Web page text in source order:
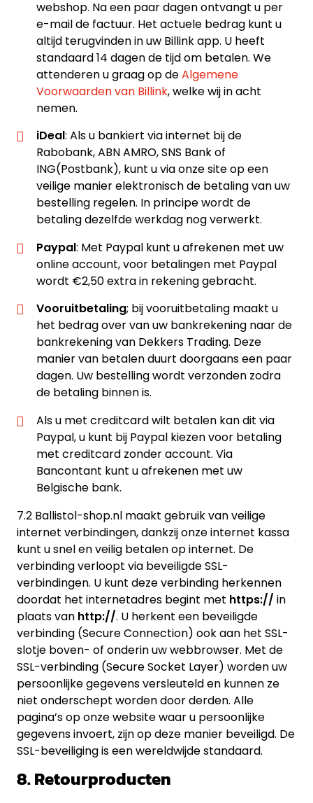
webshop. Na een paar dagen ontvangt u per
e-mail de factuur. Het actuele bedrag kunt u
altijd terugvinden in uw Billink app. U heeft
standaard 14 dagen de tijd om betalen. We
attenderen u graag op deAlgemene
Voorwaarden van Billink, welke wij in acht
nemen.
iDeal: Als u bankiert via internet bij de
Rabobank, ABN AMRO, SNS Bank of
ING(Postbank), kunt u via onze site op een
veilige manier elektronisch de betaling van uw
bestelling regelen. In principe wordt de
betaling dezelfde werkdag nog verwerkt.
Paypal: Met Paypal kunt u afrekenen met uw
online account, voor betalingen met Paypal
wordt €2,50 extra in rekening gebracht.
Vooruitbetaling; bij vooruitbetaling maakt u
het bedrag over van uw bankrekening naar de
bankrekening van Dekkers Trading. Deze
manier van betalen duurt doorgaans een paar
dagen. Uw bestelling wordt verzonden zodra
de betaling binnen is.
Als u met creditcard wilt betalen kan dit via
Paypal, u kunt bij Paypal kiezen voor betaling
met creditcard zonder account. Via
Bancontant kunt u afrekenen met uw
Belgische bank.
7.2 Ballistol-shop.nl maakt gebruik van veilige
internet verbindingen, dankzij onze internet kassa
kunt u snel en veilig betalen op internet. De
verbinding verloopt via beveiligde SSL-
verbindingen. U kunt deze verbinding herkennen
doordat het internetadres begint met https:// in
plaats van http://. U herkent een beveiligde
verbinding (Secure Connection) ook aan het SSL-
slotje boven- of onderin uw webbrowser. Met de
SSL-verbinding (Secure Socket Layer) worden uw
persoonlijke gegevens versleuteld en kunnen ze
niet onderschept worden door derden. Alle
pagina’s op onze website waar u persoonlijke
gegevens invoert, zijn op deze manier beveiligd. De
SSL-beveiliging is een wereldwijde standaard.
8. Retourproducten